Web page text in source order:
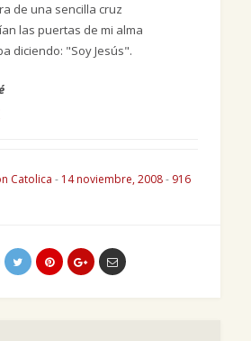
de una sencilla cruz
las puertas de mi alma
diciendo: "Soy Jesús".
Catolica - 14 noviembre, 2008- 916